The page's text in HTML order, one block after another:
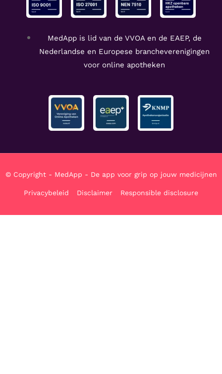
MedApp is lid van de VVOA en de EAEP, de
Nederlandse en Europese brancheverenigingen
voor online apotheken
© Copyright - MedApp - De app voor grip op jouw medicijnen
Privacybeleid Disclaimer Responsible disclosure